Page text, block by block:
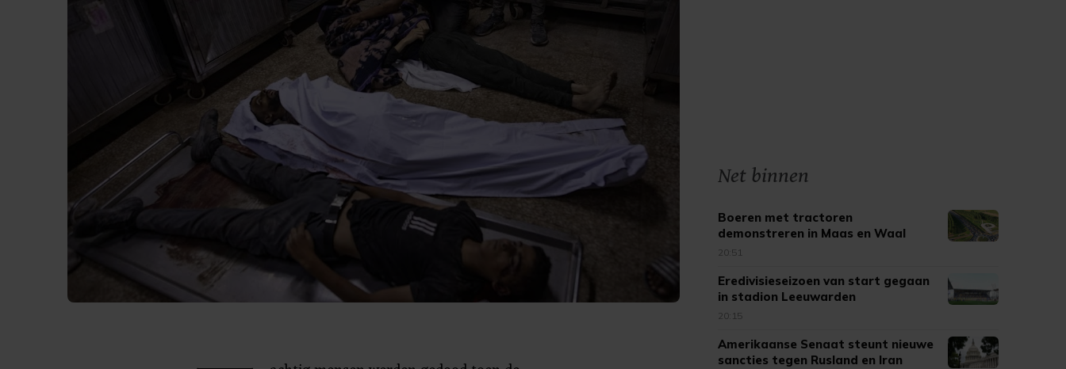
Net binnen
Boeren met tractoren
demonstreren in Maas en Waal
20:51
Eredivisieseizoen van start gegaan
in stadion Leeuwarden
20:15
Amerikaanse Senaat steunt nieuwe
sancties tegen Rusland en Iran